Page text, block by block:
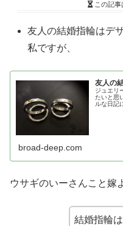
この記事
友人の結婚指輪はデ
私ですが、
友人の
ジュエリ
たいと思
ルな日記
broad-deep.com
ウサギのいーさんこと嫁
結婚指輪